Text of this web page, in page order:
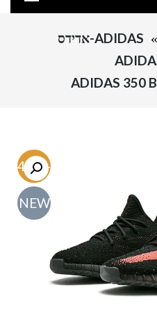
ADIDAS-אדידס
-54.6%
NEW